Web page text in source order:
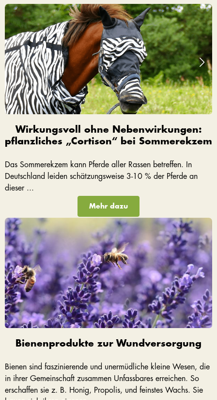
Wirkungsvoll ohne Nebenwirkungen:
pflanzliches „Cortison“ bei Sommerekzem
Das Sommerekzem kann Pferde aller Rassen betreffen. In
Deutschland leiden schätzungsweise 3-10 % der Pferde an
dieser ...
Mehr dazu
Bienenprodukte zur Wundversorgung
Bienen sind faszinierende und unermüdliche kleine Wesen, die
in ihrer Gemeinschaft zusammen Unfassbares erreichen. So
erschaffen sie z. B. Honig, Propolis, und feinstes Wachs. Sie